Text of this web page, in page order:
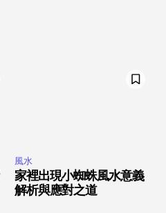
風水
家裡出現小蜘蛛風水意義
解析與應對之道